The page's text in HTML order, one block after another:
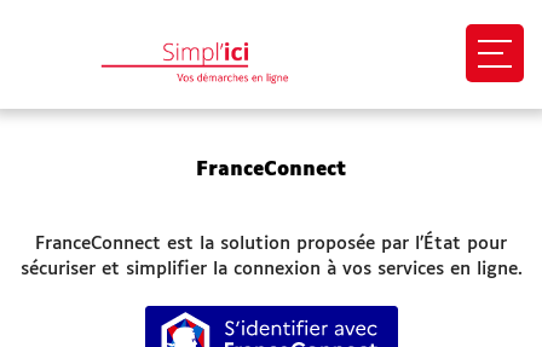
Mes demandes
Paiement en ligne
FranceConnect
FranceConnect est la solution proposée par l’État pour
sécuriser et simplifier la connexion à vos services en ligne.
S’identifier avec FranceConnect